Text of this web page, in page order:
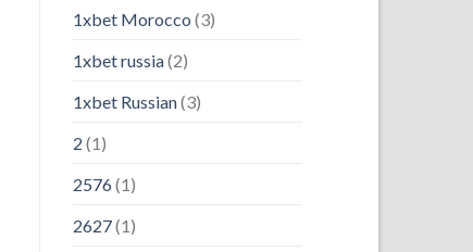
1xbet Morocco (3)
1xbet russia(2)
1xbet Russian(3)
2 (1)
2576(1)
2627(1)